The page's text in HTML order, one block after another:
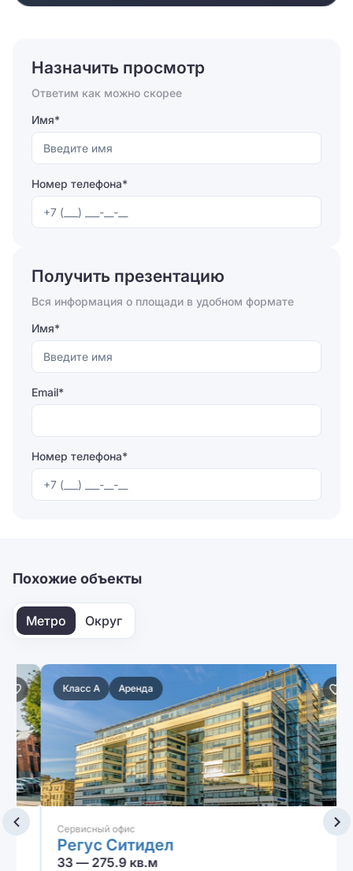
Назначить просмотр
Ответим как можно скорее
Имя*
Номер телефона*
Отправить
Получить презентацию
Вся информация о площади в удобном формате
Имя*
Email*
Номер телефона*
Похожие объекты
Метро Округ
Класс A Аренда
Сервисный офис
Регус Ситидел
33 — 275.9 кв.м